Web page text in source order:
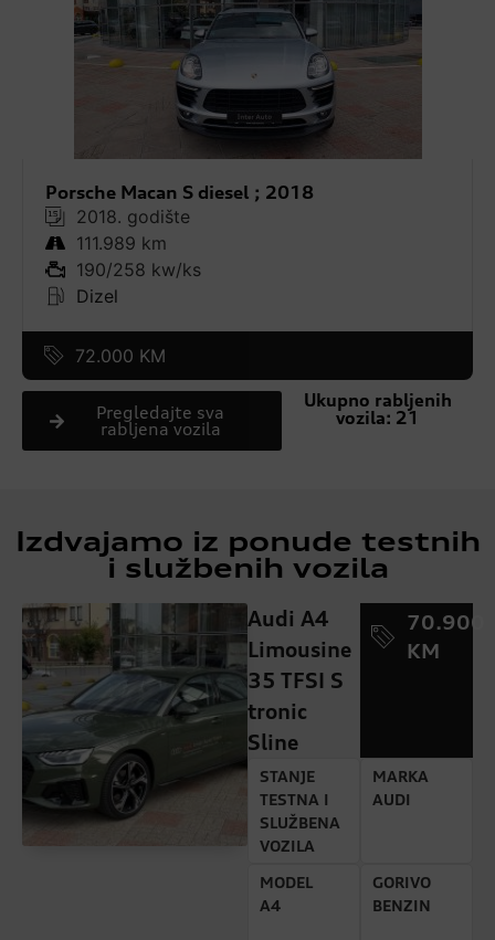
Porsche Macan S diesel ; 2018
2018. godište
111.989 km
190/258 kw/ks
Dizel
72.000 KM
Pregledajte sva
rabljena vozila
Ukupno rabljenih
vozila: 21
Izdvajamo iz ponude testnih
i službenih vozila
Audi A4
Limousine
35 TFSI S
tronic
Sline
70.900
KM
STANJE
TESTNA I
SLUŽBENA
VOZILA
MARKA
AUDI
MODEL
A4
GORIVO
BENZIN